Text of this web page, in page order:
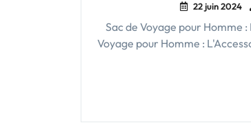
22 juin 2024
Sac de Voyage pour Homme
Voyage pour Homme :